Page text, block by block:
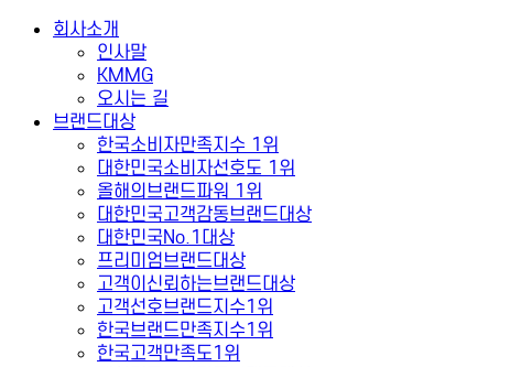
회사소개
인사말
KMMG
오시는 길
브랜드대상
한국소비자만족지수 1위
대한민국소비자선호도 1위
올해의브랜드파워 1위
대한민국고객감동브랜드대상
대한민국No.1대상
프리미엄브랜드대상
고객이신뢰하는브랜드대상
고객선호브랜드지수1위
한국브랜드만족지수1위
한국고객만족도1위